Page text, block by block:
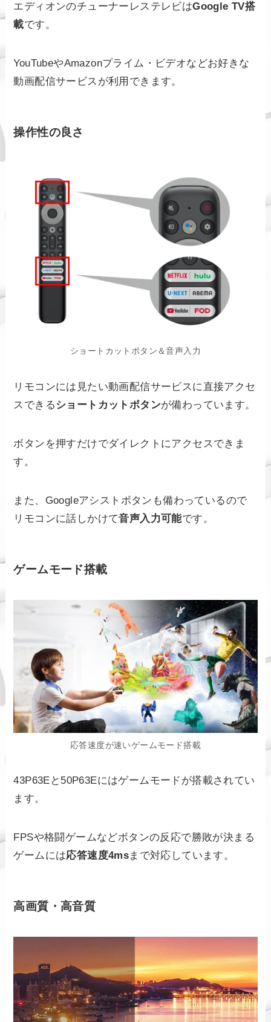
エディオンのチューナーレステレビはGoogle TV搭
載です。
YouTubeやAmazonプライム・ビデオなどお好きな
動画配信サービスが利用できます。
操作性の良さ
ショートカットボタン＆音声入力
リモコンには見たい動画配信サービスに直接アクセ
スできるショートカットボタンが備わっています。
ボタンを押すだけでダイレクトにアクセスできま
す。
また、Googleアシストボタンも備わっているので
リモコンに話しかけて音声入力可能です。
ゲームモード搭載
応答速度が速いゲームモード搭載
43P63Eと50P63Eにはゲームモードが搭載されてい
ます。
FPSや格闘ゲームなどボタンの反応で勝敗が決まる
ゲームには応答速度4msまで対応しています。
高画質・高音質